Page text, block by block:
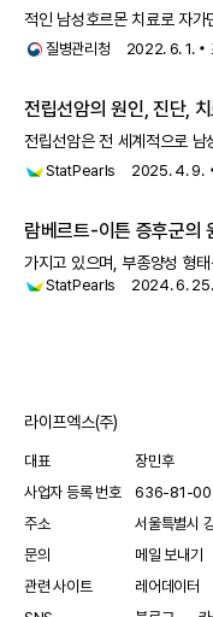
적인 남성호르몬 치료로 자
줄일 가능성도 있습니다. 그
질병관리청 2022. 6. 1.
전립선암의 원인, 진단,
전립선암은 전 세계적으로 남
종양이며 남성의 암 관련 사
StatPearls 2025. 4. 9.
람베르트-이튼 증후군의
가지고 있으며, 부종양성 형
비소세포 폐암, 혼합 폐암, 전
StatPearls 2024. 6. 25.
라이프엑스(주)
대표
장민후
사업자 등록 번호
636-81-
주소
서울특별시
문의
메일 보내기
관련 사이트
레어데이터